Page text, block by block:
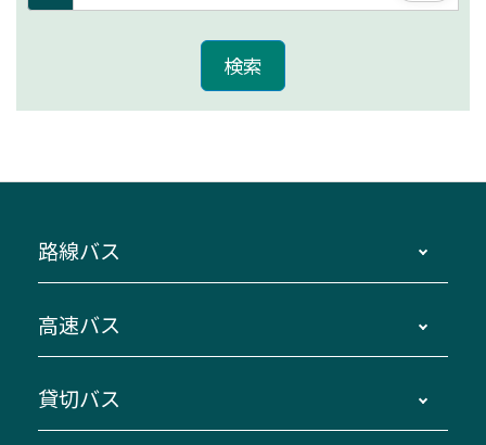
路線バス
主要停留所案内図・時刻表
路線バスのご利用方法
高速バス
南紀・VISON～横浜・東京・埼玉
貸切バス